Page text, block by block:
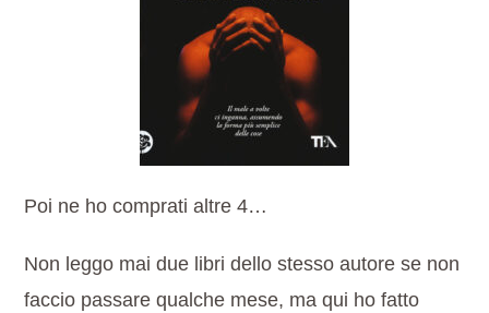
Poi ne ho comprati altre 4…
Non leggo mai due libri dello stesso autore se non
faccio passare qualche mese, ma qui ho fatto